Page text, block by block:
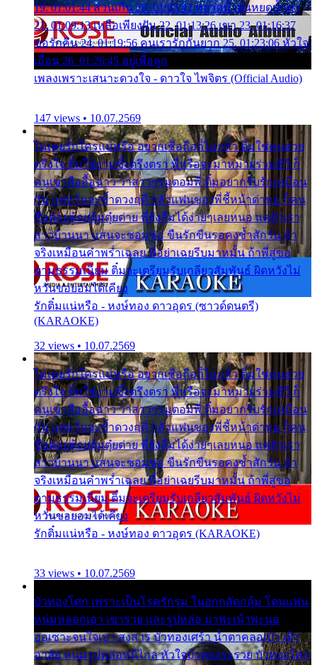
19. 01:01:44 ส่วนเกิน 20. 01:05:42 หยาดน้ำฝนหยดน้ำตา
21. 01:09:13 เหลือเพียงฝัน 22. 01:13:26 เขา 23. 01:16:37
ขอรักคืน 24. 01:19:56 คนเรารักกันยาก 25. 01:23:06 หัวใจ
เถื่อน 26. 01:26:45 อยู่เพื่อลูก
เพลงเพราะเสนาะดวงใจ - ดาวใจ ไพจิตร (Official Audio)
147 views • 10.07.2569
ไม่เคยรักใครแน่หรือ อยากเชื่อถือก็ไม่กล้า ติ๋มใช่คนสวย
ตรึงใจ ติ๋มใช่งามซึ้งตรึงตรา พี่หรือจะมาหมายร่วมชีวี ก็
คนเขาลืออื้อฉาว ว่าสาวๆรุมตอมพี่ ติ๋มอยากรับรักเหมือน
กัน แต่หวั่นจะช้ำดวงฤดี กลัวแฟนของพี่ชี้หน้าด่าทอ ก็คน
ชื่อต๋อยต้อยตุ้มตุ๋ยต่าย พี่ยังลืมได้ง่ายๆเลยหนอ แค่ตัวเรา
สาวบ้านนา แสนจะซอมซ่อ ขืนรักขืนรอคงช้ำสักวัน ถ้า
จริงเหมือนคำพร่ำเฉลย พี่อย่าเฉยรีบมาหมั้น ถ้าพี่สู่ขอ
ตามธรรมเนียม ติ๋มจะเตรียมรับเกลียวสัมพันธ์ ผิดหวังไม่
หวั่นขอยอมได้เคียง
รักติ๋มแน่หรือ - หงษ์ทอง ดาวอุดร (ซาวด์ดนตรี)
(KARAOKE)
32 views • 10.07.2569
ไม่เคยรักใครแน่หรือ อยากเชื่อถือก็ไม่กล้า ติ๋มใช่คนสวย
ตรึงใจ ติ๋มใช่งามซึ้งตรึงตรา พี่หรือจะมาหมายร่วมชีวี ก็
คนเขาลืออื้อฉาว ว่าสาวๆรุมตอมพี่ ติ๋มอยากรับรักเหมือน
กัน แต่หวั่นจะช้ำดวงฤดี กลัวแฟนของพี่ชี้หน้าด่าทอ ก็คน
ชื่อต๋อยต้อยตุ้มตุ๋ยต่าย พี่ยังลืมได้ง่ายๆเลยหนอ แค่ตัวเรา
สาวบ้านนา แสนจะซอมซ่อ ขืนรักขืนรอคงช้ำสักวัน ถ้า
จริงเหมือนคำพร่ำเฉลย พี่อย่าเฉยรีบมาหมั้น ถ้าพี่สู่ขอ
ตามธรรมเนียม ติ๋มจะเตรียมรับเกลียวสัมพันธ์ ผิดหวังไม่
หวั่นขอยอมได้เคียง
รักติ๋มแน่หรือ - หงษ์ทอง ดาวอุดร (KARAOKE)
33 views • 10.07.2569
บัวทองโศก เพราะเป็นโรครักรุม ในอกกลัดกลุ้ม โดนแฟน
หนุ่มหลอกเอา เขารวย และรูปหล่อ มาพะเน้าพะนอ
ออเซาะจนใจเบา สงสาร บัวทองเศร้า น้ำตาคลอเบ้า เฝ้า
อาลัย หนุ่มรูปหล่อหนีไกล หัวใจบัวทองระรวย บัวทองโศก